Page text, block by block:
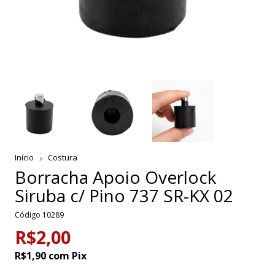
Início Costura
Borracha Apoio Overlock
Siruba c/ Pino 737 SR-KX 02
Código 10289
R$2,00
R$1,90 com Pix